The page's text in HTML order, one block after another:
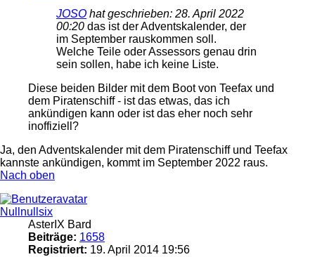
JOSO hat geschrieben: 28. April 2022
00:20 das ist der Adventskalender, der
im September rauskommen soll.
Welche Teile oder Assessors genau drin
sein sollen, habe ich keine Liste.
Diese beiden Bilder mit dem Boot von Teefax und
dem Piratenschiff - ist das etwas, das ich
ankündigen kann oder ist das eher noch sehr
inoffiziell?
Ja, den Adventskalender mit dem Piratenschiff und Teefax
kannste ankündigen, kommt im September 2022 raus.
Nach oben
Nullnullsix
AsterIX Bard
Beiträge: 1658
Registriert: 19. April 2014 19:56